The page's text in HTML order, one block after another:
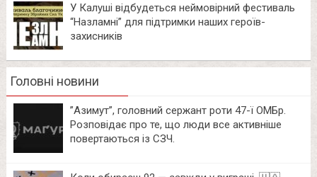
У Калуші відбудеться неймовірний фестиваль
“Назламні” для підтримки наших героїв-
захисників
Головні новини
⁨”Азимут”, головний сержант роти 47-ї ОМБр.
Розповідає про те, що люди все активніше
повертаються із СЗЧ.